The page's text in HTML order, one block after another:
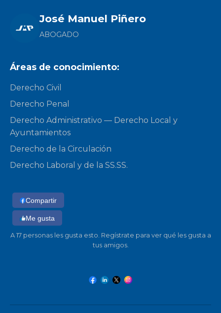
José Manuel Piñero
ABOGADO
Áreas de conocimiento:
Derecho Civil
Derecho Penal
Derecho Administrativo — Derecho Local y
Ayuntamientos
Derecho de la Circulación
Derecho Laboral y de la SS.SS.
Compartir
Me gusta
A 17 personas les gusta esto. Regístrate para ver qué les gusta a
tus amigos.